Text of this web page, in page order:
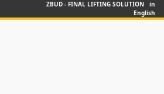
ZBUD - FINAL LIFTING SOLUTION in
English